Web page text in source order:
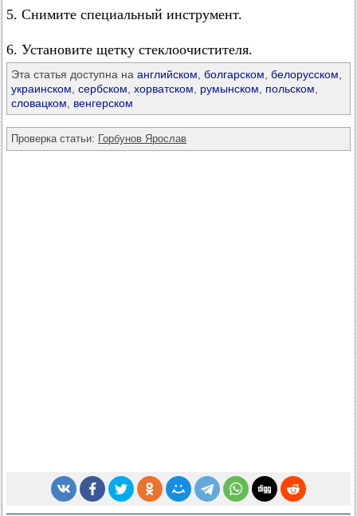
5. Снимите специальный инструмент.
6. Установите щетку стеклоочистителя.
Эта статья доступна на английском болгарском белорусском
украинском сербском хорватском румынском польском
словацком
венгерском
Проверка статьи: Горбунов Ярослав